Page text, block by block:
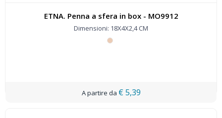
ETNA. Penna a sfera in box - MO9912
Dimensioni: 18X4X2,4 CM
€ 5,39